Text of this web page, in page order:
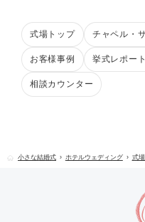
式場トップ チャペル・
お客様事例 挙式レポー
相談カウンター
小さな結婚式 ホテルウェディング 式